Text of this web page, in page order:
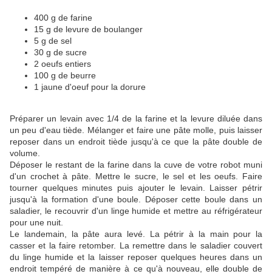
400 g de farine
15 g de levure de boulanger
5 g de sel
30 g de sucre
2 oeufs entiers
100 g de beurre
1 jaune d'oeuf pour la dorure
Préparer un levain avec 1/4 de la farine et la levure diluée dans
un peu d'eau tiède. Mélanger et faire une pâte molle, puis laisser
reposer dans un endroit tiède jusqu'à ce que la pâte double de
volume.
Déposer le restant de la farine dans la cuve de votre robot muni
d'un crochet à pâte. Mettre le sucre, le sel et les oeufs. Faire
tourner quelques minutes puis ajouter le levain. Laisser pétrir
jusqu'à la formation d'une boule. Déposer cette boule dans un
saladier, le recouvrir d'un linge humide et mettre au réfrigérateur
pour une nuit.
Le landemain, la pâte aura levé. La pétrir à la main pour la
casser et la faire retomber. La remettre dans le saladier couvert
du linge humide et la laisser reposer quelques heures dans un
endroit tempéré de manière à ce qu'à nouveau, elle double de